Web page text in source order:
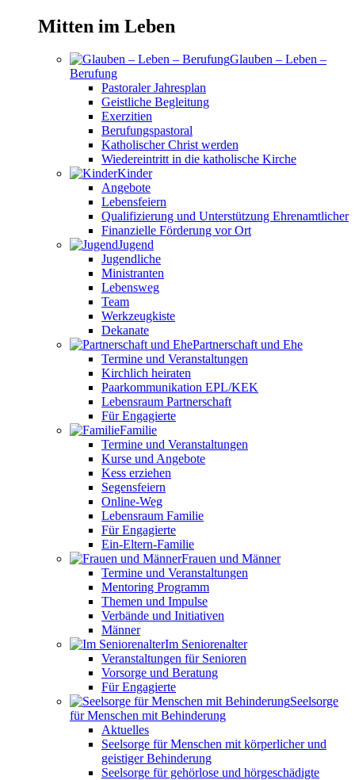
Mitten im Leben
Glauben – Leben –
Berufung
Pastoraler Jahresplan
Geistliche Begleitung
Exerzitien
Berufungspastoral
Katholischer Christ werden
Wiedereintritt in die katholische Kirche
Kinder
Angebote
Lebensfeiern
Qualifizierung und Unterstützung Ehrenamtlicher
Finanzielle Förderung vor Ort
Jugend
Jugendliche
Ministranten
Lebensweg
Team
Werkzeugkiste
Dekanate
Partnerschaft und Ehe
Termine und Veranstaltungen
Kirchlich heiraten
Paarkommunikation EPL/KEK
Lebensraum Partnerschaft
Für Engagierte
Familie
Termine und Veranstaltungen
Kurse und Angebote
Kess erziehen
Segensfeiern
Online-Weg
Lebensraum Familie
Für Engagierte
Ein-Eltern-Familie
Frauen und Männer
Termine und Veranstaltungen
Mentoring Programm
Themen und Impulse
Verbände und Initiativen
Männer
Im Seniorenalter
Veranstaltungen für Senioren
Vorsorge und Beratung
Für Engagierte
Seelsorge
für Menschen mit Behinderung
Aktuelles
Seelsorge für Menschen mit körperlicher und
geistiger Behinderung
Seelsorge für gehörlose und hörgeschädigte